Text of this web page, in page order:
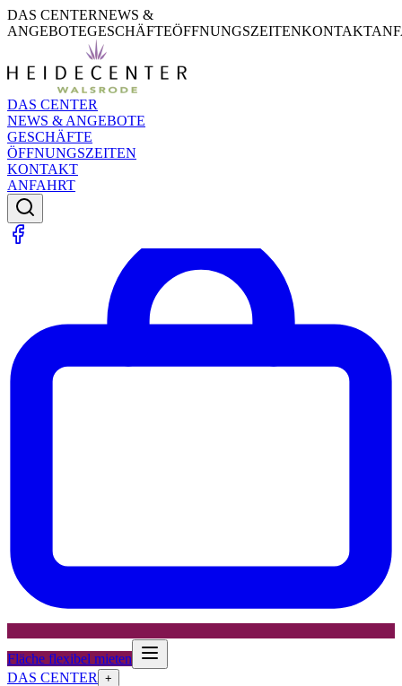
DAS CENTERNEWS &
ANGEBOTEGESCHÄFTEÖFFNUNGSZEITENKONTAKT
DAS CENTER
NEWS & ANGEBOTE
GESCHÄFTE
ÖFFNUNGSZEITEN
KONTAKT
ANFAHRT
Fläche flexibel mieten
DAS CENTER
+